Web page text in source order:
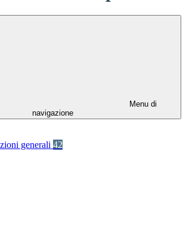
Menu di
navigazione
generali 42